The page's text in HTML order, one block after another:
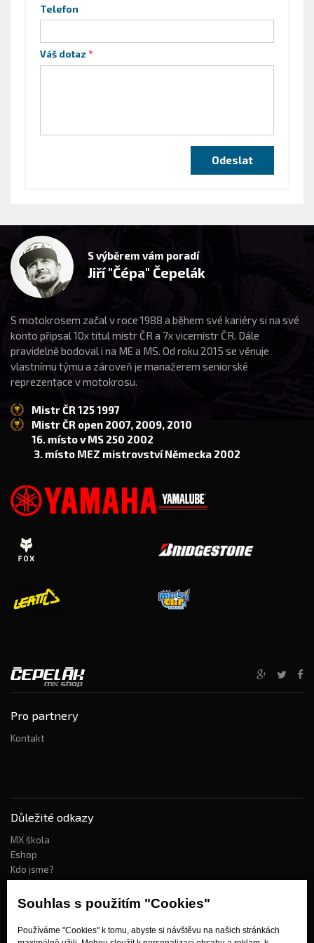
Souhlas s použitím "Cookies"
Používáme "Cookies" k tomu, abyste si návštěvu na našich stránkách
Telefon
Váš dotaz
S výběrem vám poradí
Jiří "Čépa" Čepelák
S motokrosem začal v roce 1988 a během své kariéry si na své
konto připsal 10x titul mistr ČR a 7x vicemistr ČR. Dále
pravidelně bodoval i na ME a MS. Od roku 2015 se věnuje
vlastnímu týmu a zároveň je manažerem seniorské
reprezentace v motokrosu.
Mistr ČR 125 1997
Mistr ČR open 2007, 2009, 2010
16. místo v MS 250 2002
3. místo MEZ mistrovství Německa 2002
Pro partnery
Kontakt
Důležité odkazy
MX škola
Eshop
Kdo jsme?